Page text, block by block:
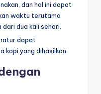
dan hal ini dapat
waktu terutama
dua kali sehari.
dapat
kopi yang dihasilkan.